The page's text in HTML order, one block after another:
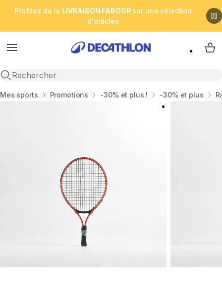
Profitez de la LIVRAISON FABOOR sur une sélection
d'articles
Menu
Open search
My
Accueil
Mes sports Promotions -30% et plus ! -30% et plus